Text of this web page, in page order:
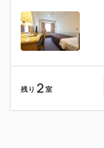
残り 2 室